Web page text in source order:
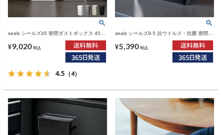
seals シールズ45 密閉ダストボックス 45L |
¥9,020 税込
4.5 （4）
seals シールズ9.5 抗ウイルス・抗菌 密閉ダ
箱
¥5,390 税込